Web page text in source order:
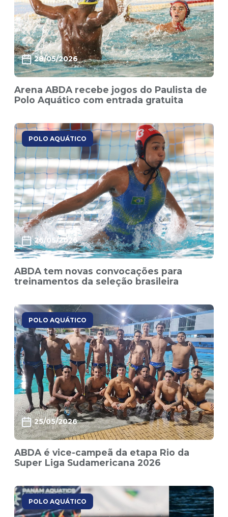
28/05/2026
Arena ABDA recebe jogos do Paulista de
Polo Aquático com entrada gratuita
POLO AQUÁTICO
26/05/2026
ABDA tem novas convocações para
treinamentos da seleção brasileira
POLO AQUÁTICO
25/05/2026
ABDA é vice-campeã da etapa Rio da
Super Liga Sudamericana 2026
POLO AQUÁTICO